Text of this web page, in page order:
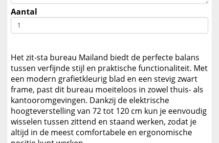
Aantal
Het zit-sta bureau Mailand biedt de perfecte balans
tussen verfijnde stijl en praktische functionaliteit. Met
een modern grafietkleurig blad en een stevig zwart
frame, past dit bureau moeiteloos in zowel thuis- als
kantooromgevingen. Dankzij de elektrische
hoogteverstelling van 72 tot 120 cm kun je eenvoudig
wisselen tussen zittend en staand werken, zodat je
altijd in de meest comfortabele en ergonomische